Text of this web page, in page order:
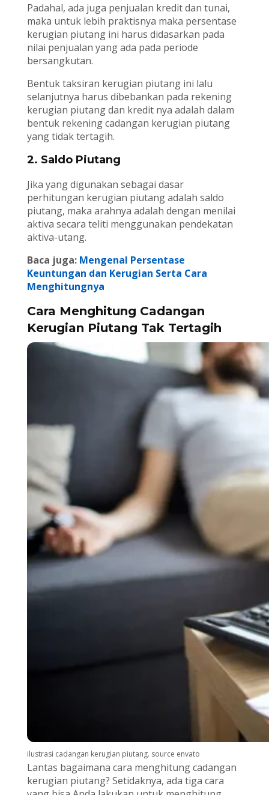
Padahal, ada juga penjualan kredit dan tunai,
maka untuk lebih praktisnya maka persentase
kerugian piutang ini harus didasarkan pada
nilai penjualan yang ada pada periode
bersangkutan.
Bentuk taksiran kerugian piutang ini lalu
selanjutnya harus dibebankan pada rekening
kerugian piutang dan kredit nya adalah dalam
bentuk rekening cadangan kerugian piutang
yang tidak tertagih.
2. Saldo Piutang
Jika yang digunakan sebagai dasar
perhitungan kerugian piutang adalah saldo
piutang, maka arahnya adalah dengan menilai
aktiva secara teliti menggunakan pendekatan
aktiva-utang.
Baca juga: Mengenal Persentase
Keuntungan dan Kerugian Serta Cara
Menghitungnya
Cara Menghitung Cadangan
Kerugian Piutang Tak Tertagih
ilustrasi cadangan kerugian piutang. source envato
Lantas bagaimana cara menghitung cadangan
kerugian piutang? Setidaknya, ada tiga cara